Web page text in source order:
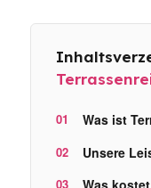
Was ist
Unsere